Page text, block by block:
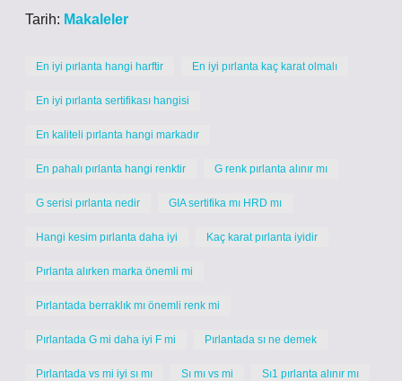
Tarih: Makaleler
En iyi pırlanta hangi harftir En iyi pırlanta kaç karat olmalı
En iyi pırlanta sertifikası hangisi
En kaliteli pırlanta hangi markadır
En pahalı pırlanta hangi renktir G renk pırlanta alınır mı
G serisi pırlanta nedir GIA sertifika mı HRD mı
Hangi kesim pırlanta daha iyi Kaç karat pırlanta iyidir
Pırlanta alırken marka önemli mi
Pırlantada berraklık mı önemli renk mi
Pırlantada G mi daha iyi F mi Pırlantada sı ne demek
Pırlantada vs mi iyi sı mı Sı mı vs mi Sı1 pırlanta alınır mı